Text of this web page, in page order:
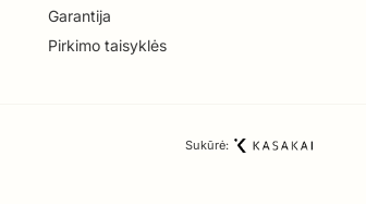
Garantija
Pirkimo taisyklės
Sukūrė: